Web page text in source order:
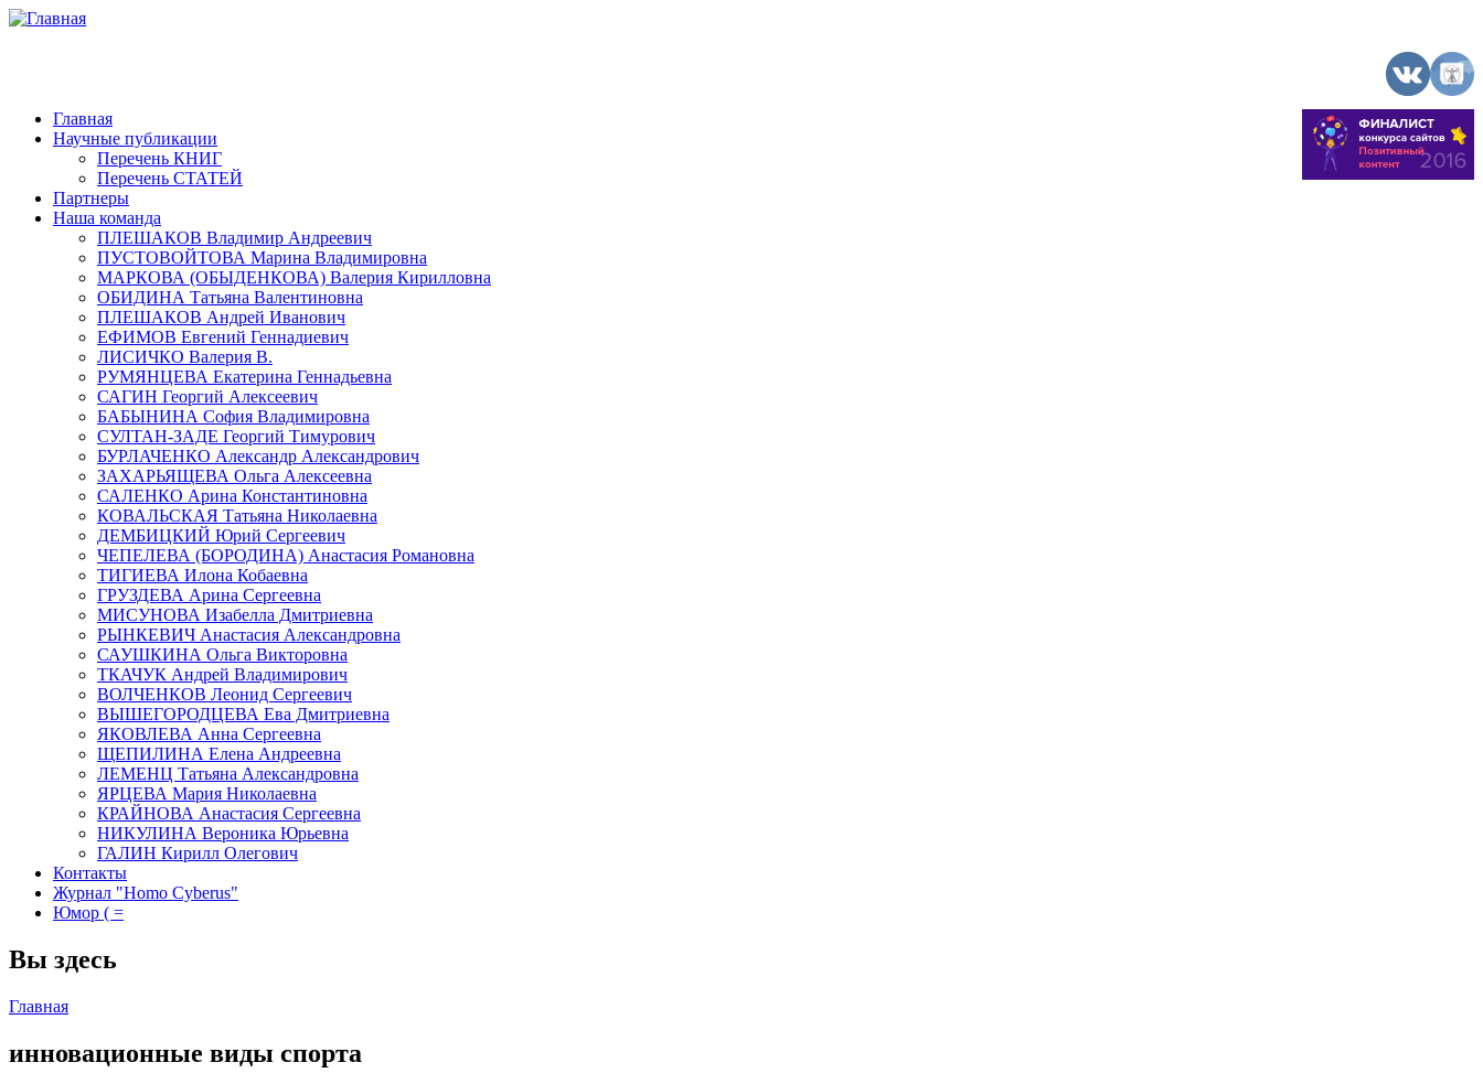
Главная
Научные публикации
Перечень КНИГ
Перечень СТАТЕЙ
Партнеры
Наша команда
ПЛЕШАКОВ Владимир Андреевич
ПУСТОВОЙТОВА Марина Владимировна
МАРКОВА (ОБЫДЕНКОВА) Валерия Кирилловна
ОБИДИНА Татьяна Валентиновна
ПЛЕШАКОВ Андрей Иванович
ЕФИМОВ Евгений Геннадиевич
ЛИСИЧКО Валерия В.
РУМЯНЦЕВА Екатерина Геннадьевна
САГИН Георгий Алексеевич
БАБЫНИНА София Владимировна
СУЛТАН-ЗАДЕ Георгий Тимурович
БУРЛАЧЕНКО Александр Александрович
ЗАХАРЬЯЩЕВА Ольга Алексеевна
САЛЕНКО Арина Константиновна
КОВАЛЬСКАЯ Татьяна Николаевна
ДЕМБИЦКИЙ Юрий Сергеевич
ЧЕПЕЛЕВА (БОРОДИНА) Анастасия Романовна
ТИГИЕВА Илона Кобаевна
ГРУЗДЕВА Арина Сергеевна
МИСУНОВА Изабелла Дмитриевна
РЫНКЕВИЧ Анастасия Александровна
САУШКИНА Ольга Викторовна
ТКАЧУК Андрей Владимирович
ВОЛЧЕНКОВ Леонид Сергеевич
ВЫШЕГОРОДЦЕВА Ева Дмитриевна
ЯКОВЛЕВА Анна Сергеевна
ЩЕПИЛИНА Елена Андреевна
ЛЕМЕНЦ Татьяна Александровна
ЯРЦЕВА Мария Николаевна
КРАЙНОВА Анастасия Сергеевна
НИКУЛИНА Вероника Юрьевна
ГАЛИН Кирилл Олегович
Контакты
Журнал "Homo Cyberus"
Юмор ( =
Вы здесь
Главная
инновационные виды спорта